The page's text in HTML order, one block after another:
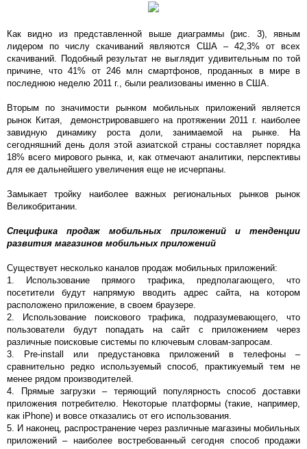
Как видно из представленной выше диаграммы (рис. 3), явным
лидером по числу скачиваний являются США – 42,3% от всех
скачиваний. Подобный результат не выглядит удивительным по той
причине, что 41% от 246 млн смартфонов, проданных в мире в
последнюю неделю 2011 г., были реализованы именно в США.
Вторым по значимости рынком мобильных приложений является
рынок Китая, демонстрировавшего на протяжении 2011 г. наиболее
завидную динамику роста доли, занимаемой на рынке. На
сегодняшний день доля этой азиатской страны составляет порядка
18% всего мирового рынка, и, как отмечают аналитики, перспективы
для ее дальнейшего увеличения еще не исчерпаны.
Замыкает тройку наиболее важных региональных рынков рынок
Великобритании.
Специфика продаж мобильных приложений и тенденции
развития магазинов мобильных приложений
Существует несколько каналов продаж мобильных приложений:
1. Использование прямого трафика, предполагающего, что
посетители будут напрямую вводить адрес сайта, на котором
расположено приложение, в своем браузере.
2. Использование поискового трафика, подразумевающего, что
пользователи будут попадать на сайт с приложением через
различные поисковые системы по ключевым словам-запросам.
3. Pre-install или предустановка приложений в телефоны –
сравнительно редко используемый способ, практикуемый тем не
менее рядом производителей.
4. Прямые загрузки – теряющий популярность способ доставки
приложения потребителю. Некоторые платформы (такие, например,
как iPhone) и вовсе отказались от его использования.
5. И наконец, распространение через различные магазины мобильных
приложений – наиболее востребованный сегодня способ продажи